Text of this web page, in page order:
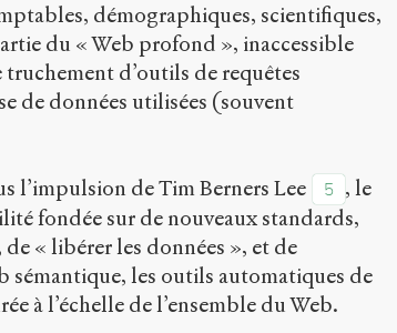
démographiques, scientifiques,
du « Web profond », inaccessible
d’outils de requêtes
de données utilisées (souvent
l’impulsion de Tim Berners Lee 5
, le
fondée sur de nouveaux standards,
« libérer les données », et de
sémantique, les outils automatiques de
à l’échelle de l’ensemble du Web.